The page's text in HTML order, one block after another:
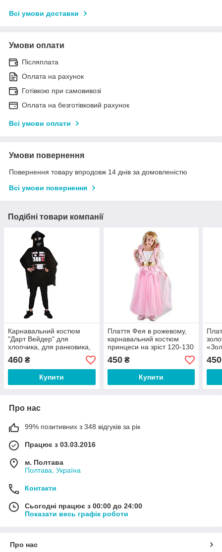
Всі умови доставки
Умови оплати
Післяплата
Оплата на рахунок
Готівкою при самовивозі
Оплата на безготівковий рахунок
Всі умови оплати
Умови повернення
Повернення товару впродовж 14 днів за домовленістю
Всі умови повернення
Подібні товари компанії
Карнавальний костюм
"Дарт Вейдер" для
хлопчика, для ранковика,
маскарадний, на Гелловін,
дитячий
460 ₴
Купити
Плаття Фея в рожевому,
карнавальний костюм
принцеси на зріст 120-130
см, для ранковика,
маскарадний
450₴
Купити
450
Про нас
99% позитивних з 348 відгуків за рік
Працює з 03.03.2016
м. Полтава
Полтава, Україна
Контакти
Сьогодні працює з 00:00 до 24:00
Показати весь графік роботи
Про нас